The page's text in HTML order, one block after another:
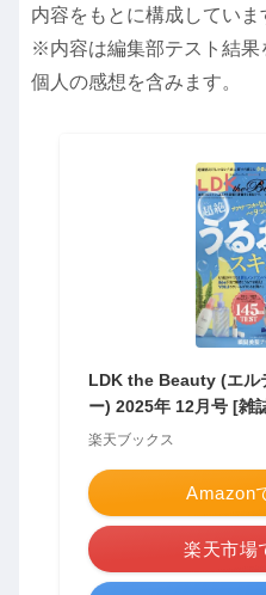
内容をもとに構成していま
※内容は編集部テスト結果
個人の感想を含みます。
LDK the Beauty (エル
ー) 2025年 12月号 [雑
楽天ブックス
楽天市